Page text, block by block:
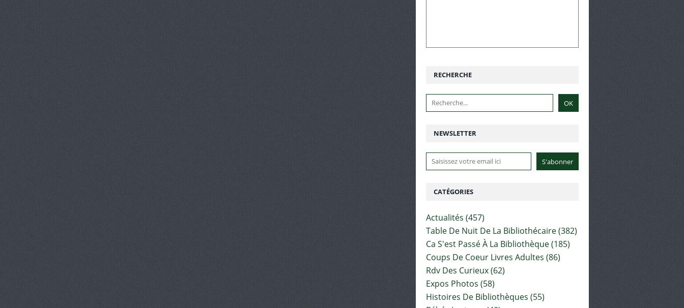
NEWSLETTER
RECHERCHE
CATÉGORIES
Actualités (457)
Table De Nuit De La Bibliothécaire(382)
Ca S'est Passé À La Bibliothèque(185)
Coups De Coeur Livres Adultes (86)
Rdv Des Curieux(62)
Expos Photos (58)
Histoires De Bibliothèques (55)